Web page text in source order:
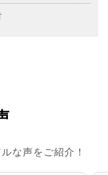
な声をご紹介！